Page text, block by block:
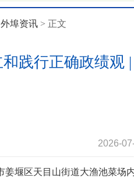
外埠资讯 > 正文
和践行正确政绩
2026-
姜堰区天目山街道大渔池菜场